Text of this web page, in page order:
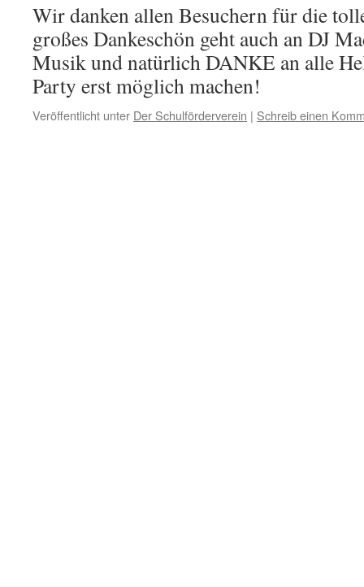
Wir danken allen Besuchern für die
großes Dankeschön geht auch an DJ
Musik und natürlich DANKE an alle
Party erst möglich machen!
Veröffentlicht unter Der Schulförderverein | Schreib einen